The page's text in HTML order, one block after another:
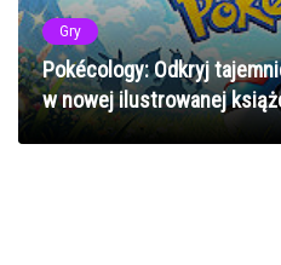
Gry
Pokécology: Odkryj
w nowej ilustrowanej